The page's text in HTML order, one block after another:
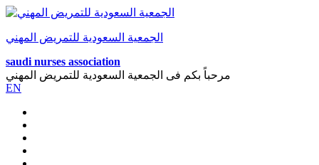
الجمعية السعودية للتمريض المهني
saudi nurses association
مرحباً بكم فى الجمعية السعودية للتمريض المهني
EN